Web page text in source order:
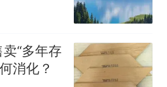
“多年存
消化？